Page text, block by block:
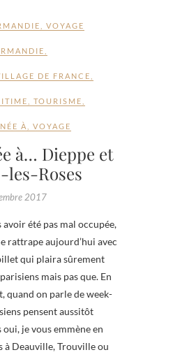
VOYAGE
DE FRANCE
TOURISME
À VOYAGE
à… Dieppe et
les-Roses
2017
rattrape aujourd’hui avec
qui plaira sûrement
mais pas que. En
quand on parle de week-
pensent aussitôt
je vous emmène en
à Deauville, Trouville ou